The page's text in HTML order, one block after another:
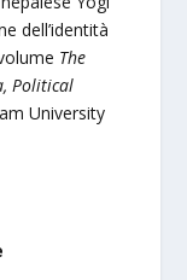
dell’identità
The
Political
University